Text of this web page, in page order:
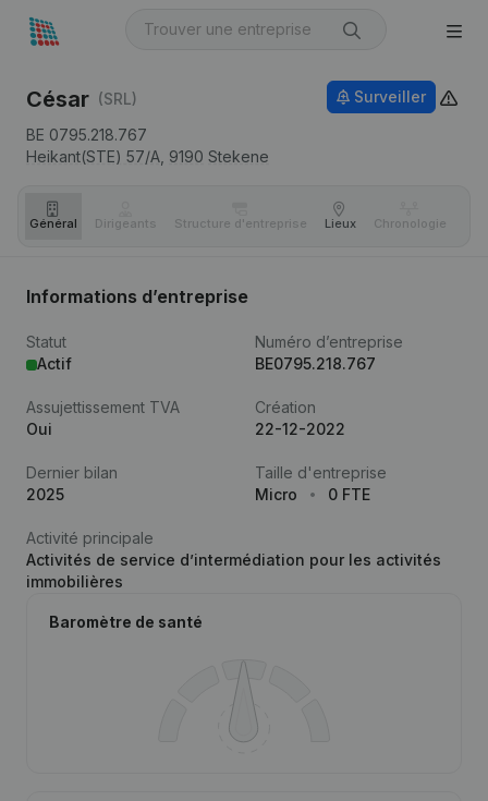
César (SRL)
BE 0795.218.767
Heikant(STE) 57/A, 9190 Stekene
Surveiller
Général Dirigeants Structure d'entreprise Lieux Chronologie
Informations d’entreprise
Statut
Actif
Numéro d’entreprise
BE0795.218.767
Assujettissement TVA
Oui
Création
22-12-2022
Dernier bilan
2025
Taille d'entreprise
Micro
0 FTE
Activité principale
Activités de service d’intermédiation pour les activités
immobilières
Baromètre de santé